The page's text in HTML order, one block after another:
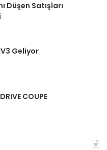
Düşen Satışları
Geliyor
COUPE